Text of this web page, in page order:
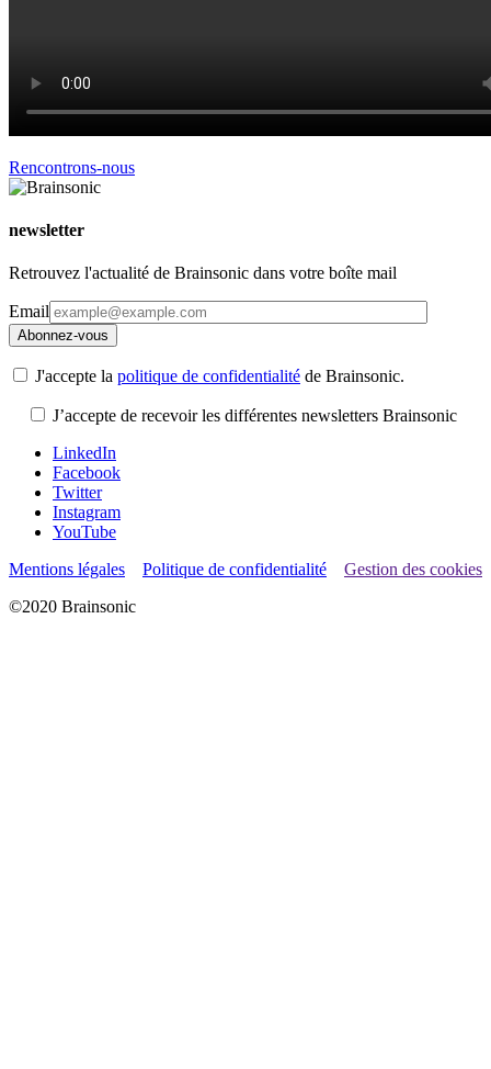
Rencontrons-nous
newsletter
Retrouvez l'actualité de Brainsonic dans votre boîte mail
Email
J'accepte la politique de confidentialité de Brainsonic.
J’accepte de recevoir les différentes newsletters Brainsonic
LinkedIn
Facebook
Twitter
Instagram
YouTube
Mentions légales
Politique de confidentialité
Gestion des cookies
©2020 Brainsonic